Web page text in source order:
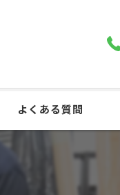
よくある質問